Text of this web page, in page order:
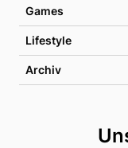
Games
Lifestyle
Archiv